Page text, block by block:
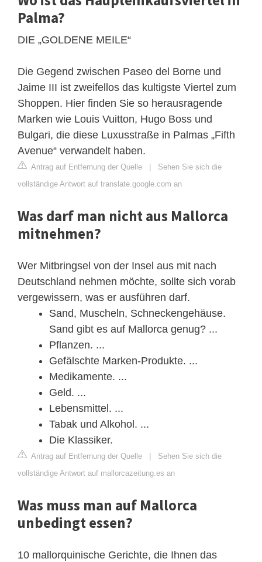
Palma?
DIE „GOLDENE MEILE“
Die Gegend zwischen Paseo del Borne und
Jaime III ist zweifellos das kultigste Viertel zum
Shoppen. Hier finden Sie so herausragende
Marken wie Louis Vuitton, Hugo Boss und
Bulgari, die diese Luxusstraße in Palmas „Fifth
Avenue“ verwandelt haben.
Antrag auf Entfernung der Quelle | Sehen Sie sich die
vollständige Antwort auf translate.google.com an
Was darf man nicht aus Mallorca
mitnehmen?
Wer Mitbringsel von der Insel aus mit nach
Deutschland nehmen möchte, sollte sich vorab
vergewissern, was er ausführen darf.
Sand, Muscheln, Schneckengehäuse.
Sand gibt es auf Mallorca genug? ...
Pflanzen. ...
Gefälschte Marken-Produkte. ...
Medikamente. ...
Geld. ...
Lebensmittel. ...
Tabak und Alkohol. ...
Die Klassiker.
Antrag auf Entfernung der Quelle | Sehen Sie sich die
vollständige Antwort auf mallorcazeitung.es an
Was muss man auf Mallorca
unbedingt essen?
10 mallorquinische Gerichte, die Ihnen das